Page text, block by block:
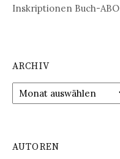
Inskriptionen Buch-ABO
ARCHIV
Archiv
AUTOREN